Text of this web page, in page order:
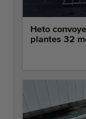
Heto
plantes 32